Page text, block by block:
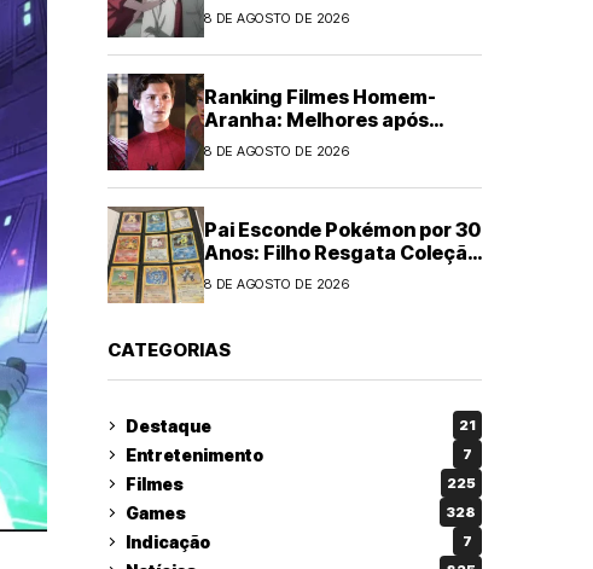
8 DE AGOSTO DE 2026
Ranking Filmes Homem-
Aranha: Melhores após
Brand New Day
8 DE AGOSTO DE 2026
Pai Esconde Pokémon por 30
Anos: Filho Resgata Coleção
Clássica
8 DE AGOSTO DE 2026
CATEGORIAS
Destaque 21
Entretenimento 7
Filmes 225
Games 328
Indicação 7